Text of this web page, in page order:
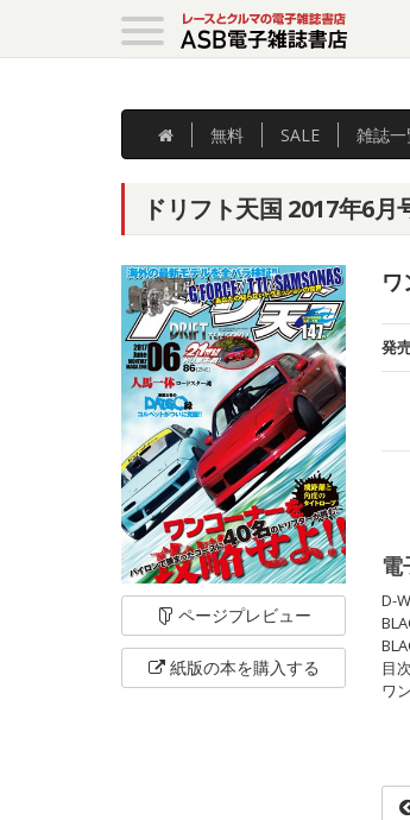
無料 SALE 雑誌一
ドリフト天国 2017年6月
ページプレビュー
紙版の本を購入する
ワ
発
電
D-
目次
ワ